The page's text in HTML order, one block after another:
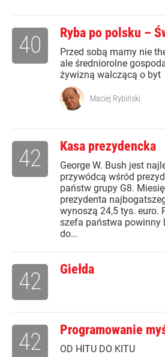
Ryba po polsku –
Przed sobą mamy nie
ale średniorolne
żywizną walczącą o byt
40
Maciej Rybiński
Kasa prezydencka
George W. Bush jest
przywódcą wśród
państw grupy G8.
prezydenta
wynoszą 24,5 tys. euro.
szefa państwa powinny
do...
42
Giełda
42
Programowanie
OD HITU DO KITU
42